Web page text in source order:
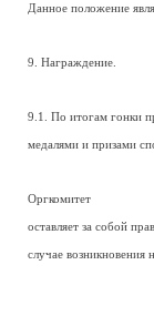
Данное положение
9. Награждение.
9.1. По итогам гонки
медалями и призами
Оргкомитет
оставляет за собой
случае возникновения